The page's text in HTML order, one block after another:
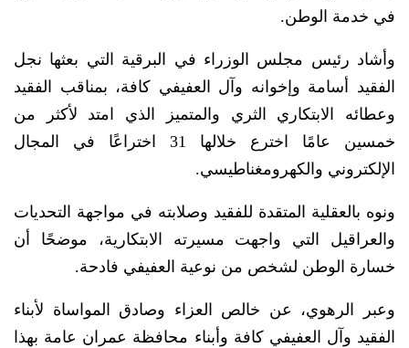
في خدمة الوطن.
وأشاد رئيس مجلس الوزراء في البرقية التي بعثها نجل
الفقيد أسامة وإخوانه وآل العفيفي كافة، بمناقب الفقيد
وعطائه الابتكاري الثري والمتميز الذي امتد لأكثر من
خمسين عامًا اخترع خلالها 31 اختراعًا في المجال
الإلكتروني والكهرومغناطيسي.
ونوه بالعقلية المتقدة للفقيد وصلابته في مواجهة التحديات
والعراقيل التي واجهت مسيرته الابتكارية، موضحًا أن
خسارة الوطن لشخص من نوعية العفيفي فادحة.
وعبر الرهوي، عن خالص العزاء وصادق المواساة لأبناء
الفقيد وآل العفيفي كافة وأبناء محافظة عمران عامة بهذا